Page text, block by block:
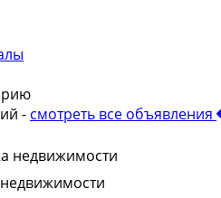
- смотреть все объявления
недвижимости